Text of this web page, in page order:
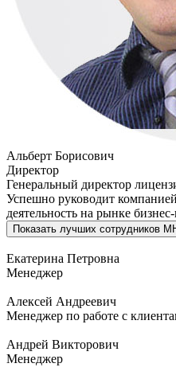
Альберт Борисович
Директор
Генеральный директор
Успешно руководит
деятельность на рынке
Показать лучших сотрудников
Екатерина Петровна
Менеджер
Алексей Андреевич
Менеджер по работе с
Андрей Викторович
Менеджер